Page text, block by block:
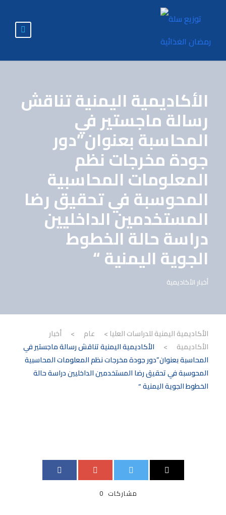
الأكاديمية اليمنية تناقش
رسالة ماجستير في
المحاسبة بعنوان”دور
جودة مخرجات نظم
المعلومات المحاسبية
المحوسبة في تحقيق رضا
المستخدمين الداخليين
دراسة حالة الخطوط
الجوية اليمنية “
أخبار الأكاديمية
الأكاديمية اليمنية للدراسات العليا > عام >
أخبار
الأكاديمية
>
الأكاديمية اليمنية تناقش رسالة ماجستير في
المحاسبة بعنوان”دور جودة مخرجات نظم المعلومات المحاسبية
المحوسبة في تحقيق رضا المستخدمين الداخليين دراسة حالة
الخطوط الجوية اليمنية “
0 مشاركات